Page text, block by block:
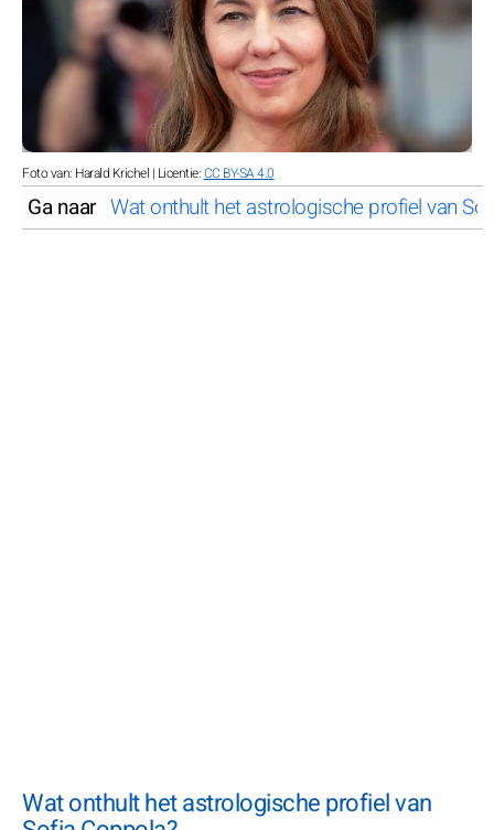
Foto van: Harald Krichel | Licentie:CC BY-SA 4.0
Ga naar Wat onthult het astrologische profiel van
Wat onthult het astrologische profiel van